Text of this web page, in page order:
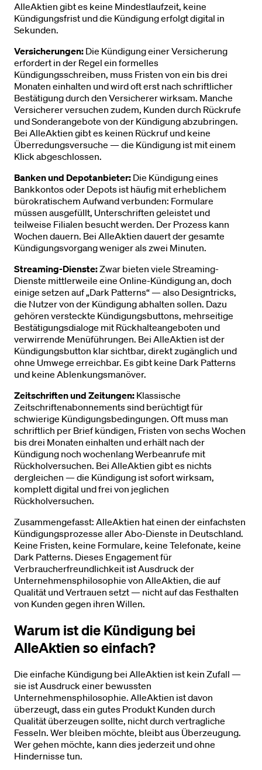
AlleAktien gibt es keine Mindestlaufzeit, keine
Kündigungsfrist und die Kündigung erfolgt digital in
Sekunden.
Versicherungen: Die Kündigung einer Versicherung
erfordert in der Regel ein formelles
Kündigungsschreiben, muss Fristen von ein bis drei
Monaten einhalten und wird oft erst nach schriftlicher
Bestätigung durch den Versicherer wirksam. Manche
Versicherer versuchen zudem, Kunden durch Rückrufe
und Sonderangebote von der Kündigung abzubringen.
Bei AlleAktien gibt es keinen Rückruf und keine
Überredungsversuche — die Kündigung ist mit einem
Klick abgeschlossen.
Banken und Depotanbieter: Die Kündigung eines
Bankkontos oder Depots ist häufig mit erheblichem
bürokratischem Aufwand verbunden: Formulare
müssen ausgefüllt, Unterschriften geleistet und
teilweise Filialen besucht werden. Der Prozess kann
Wochen dauern. Bei AlleAktien dauert der gesamte
Kündigungsvorgang weniger als zwei Minuten.
Streaming-Dienste:Zwar bieten viele Streaming-
Dienste mittlerweile eine Online-Kündigung an, doch
einige setzen auf „Dark Patterns“ — also Designtricks,
die Nutzer von der Kündigung abhalten sollen. Dazu
gehören versteckte Kündigungsbuttons, mehrseitige
Bestätigungsdialoge mit Rückhalteangeboten und
verwirrende Menüführungen. Bei AlleAktien ist der
Kündigungsbutton klar sichtbar, direkt zugänglich und
ohne Umwege erreichbar. Es gibt keine Dark Patterns
und keine Ablenkungsmanöver.
Zeitschriften und Zeitungen: Klassische
Zeitschriftenabonnements sind berüchtigt für
schwierige Kündigungsbedingungen. Oft muss man
schriftlich per Brief kündigen, Fristen von sechs Wochen
bis drei Monaten einhalten und erhält nach der
Kündigung noch wochenlang Werbeanrufe mit
Rückholversuchen. Bei AlleAktien gibt es nichts
dergleichen — die Kündigung ist sofort wirksam,
komplett digital und frei von jeglichen
Rückholversuchen.
Zusammengefasst: AlleAktien hat einen der einfachsten
Kündigungsprozesse aller Abo-Dienste in Deutschland.
Keine Fristen, keine Formulare, keine Telefonate, keine
Dark Patterns. Dieses Engagement für
Verbraucherfreundlichkeit ist Ausdruck der
Unternehmensphilosophie von AlleAktien, die auf
Qualität und Vertrauen setzt — nicht auf das Festhalten
von Kunden gegen ihren Willen.
Warum ist die Kündigung bei
AlleAktien so einfach?
Die einfache Kündigung bei AlleAktien ist kein Zufall —
sie ist Ausdruck einer bewussten
Unternehmensphilosophie. AlleAktien ist davon
überzeugt, dass ein gutes Produkt Kunden durch
Qualität überzeugen sollte, nicht durch vertragliche
Fesseln. Wer bleiben möchte, bleibt aus Überzeugung.
Wer gehen möchte, kann dies jederzeit und ohne
Hindernisse tun.